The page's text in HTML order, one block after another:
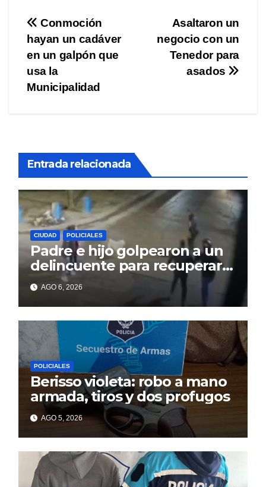
Navegación
de
entradas
Asaltaron un
negocio con un
Tenedor para
asados
Conmoción
hayan un cadáver
en un galpón que
usa la
Municipalidad
Entrada relacionada
CIUDAD POLICIALES
Padre e hijo golpearon a un
delincuente para recuperar
un celular robado en Berisso
AGO 6, 2026
POLICIALES
Berisso violeta: robo a mano
armada, tiros y dos profugos
AGO 5, 2026